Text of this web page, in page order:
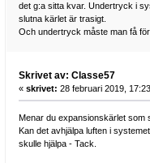
det g:a sitta kvar. Undertryck i
slutna kärlet är trasigt.
Och undertryck måste man få
Skrivet av: Classe57
« skrivet: 28 februari 2019,
Menar du expansionskärlet som
Kan det avhjälpa luften i
skulle hjälpa - Tack.